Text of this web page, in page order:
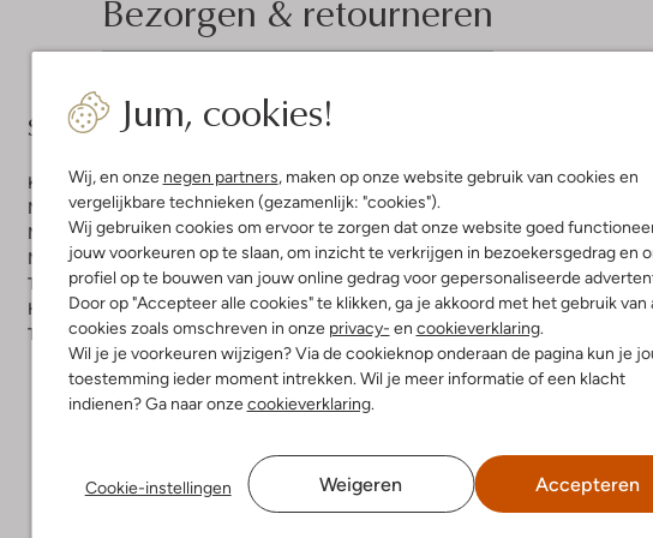
Jum, cookies!
Wij, en onze negen partners, maken op onze website gebruik van cookies en
vergelijkbare technieken (gezamenlijk: "cookies").
Wij gebruiken cookies om ervoor te zorgen dat onze website goed
jouw voorkeuren op te slaan, om inzicht te verkrijgen in bezoekersgedrag en
profiel op te bouwen van jouw online gedrag voor gepersonaliseerde
Door op "Accepteer alle cookies" te klikken, ga je akkoord met het gebruik van
cookies zoals omschreven in onze privacy- en cookieverklaring.
Wil je je voorkeuren wijzigen? Via de cookieknop onderaan de pagina kun je
toestemming ieder moment intrekken. Wil je meer informatie of een klacht
indienen? Ga naar onzecookieverklaring.
Cookie-instellingen Weigeren Accepteren
Bezorgen & retourneren
Samenstelling & Pasvorm
Kleur:Multi
Materiaal buitenkant:Leatherlook
Materiaal binnenkant:Leer, Textiel
Materiaal zool:Rubber, Kurk
Type sluiting:Klittenband
Hakvorm: Plateauzool
Type neus:Ronde Neus